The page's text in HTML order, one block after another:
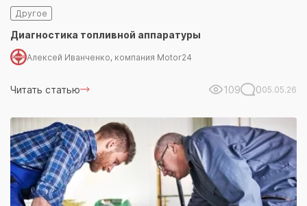
Другое
Диагностика топливной аппаратуры
Алексей Иванченко, компания Motor24
Читать статью 109 005.05.26